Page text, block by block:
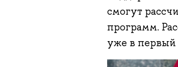
смогут
программ.
уже в первый